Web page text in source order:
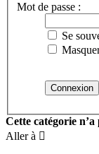
Mot de passe :
Se
Cette catégorie
Aller à